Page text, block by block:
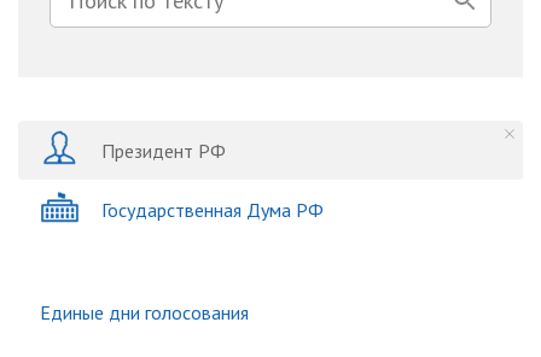
Президент РФ
Государственная Дума РФ
Единые дни голосования